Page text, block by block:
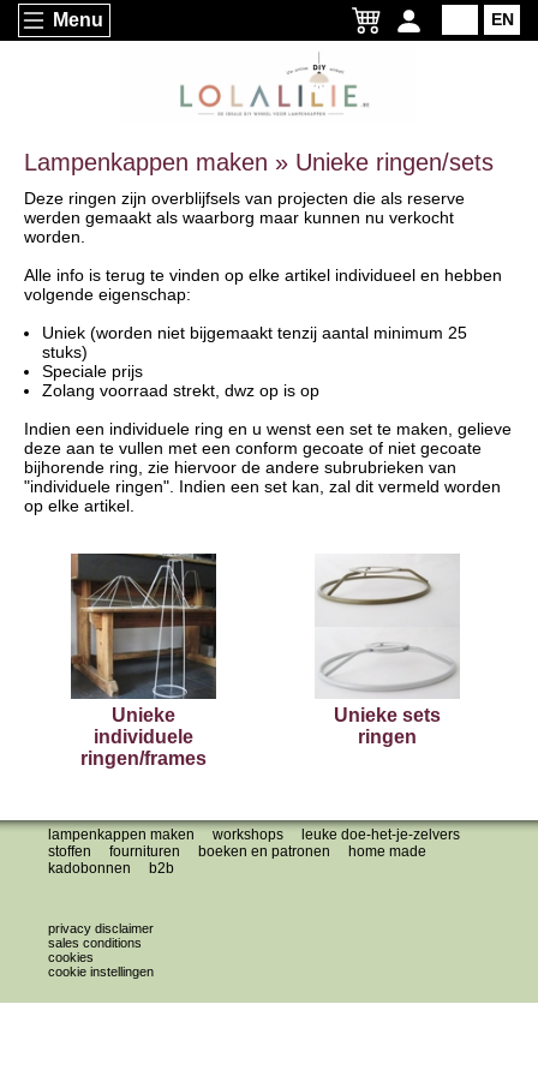
Menu EN
Lampenkappen maken » Unieke ringen/sets
Deze ringen zijn overblijfsels van projecten die als reserve
werden gemaakt als waarborg maar kunnen nu verkocht
worden.
Alle info is terug te vinden op elke artikel individueel en hebben
volgende eigenschap:
Uniek (worden niet bijgemaakt tenzij aantal minimum 25
stuks)
Speciale prijs
Zolang voorraad strekt, dwz op is op
Indien een individuele ring en u wenst een set te maken, gelieve
deze aan te vullen met een conform gecoate of niet gecoate
bijhorende ring, zie hiervoor de andere subrubrieken van
"individuele ringen". Indien een set kan, zal dit vermeld worden
op elke artikel.
Unieke
individuele
ringen/frames
Unieke sets
ringen
lampenkappen maken workshops
leuke doe-het-je-zelvers
stoffen
fournituren boeken en patronen
home made
kadobonnen
b2b
privacy disclaimer
sales conditions
cookies
cookie instellingen